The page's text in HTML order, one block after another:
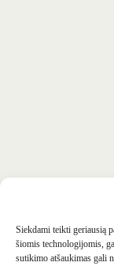
Siekdami teikti geriausią
šiomis technologijomis,
sutikimo atšaukimas gali